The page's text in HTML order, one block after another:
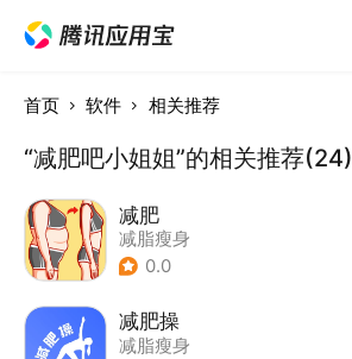
首页 软件 相关推荐
“减肥吧小姐姐”的相关推荐(24)
减肥
减脂瘦身
0.0
减肥操
减脂瘦身